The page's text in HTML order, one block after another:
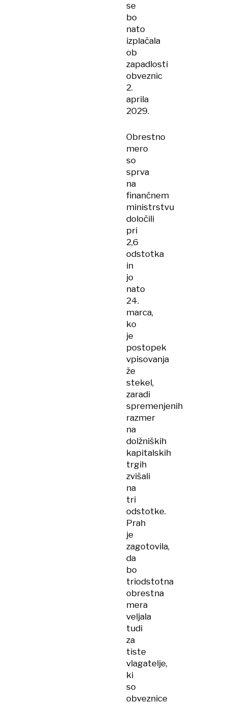
se
bo
nato
izplačala
ob
zapadlosti
obveznic
2.
aprila
2029.
Obrestno
mero
so
sprva
na
finančnem
ministrstvu
določili
pri
2,6
odstotka
in
jo
nato
24.
marca,
ko
je
postopek
vpisovanja
že
stekel,
zaradi
spremenjenih
razmer
na
dolžniških
kapitalskih
trgih
zvišali
na
tri
odstotke.
Prah
je
zagotovila,
da
bo
triodstotna
obrestna
mera
veljala
tudi
za
tiste
vlagatelje,
ki
so
obveznice